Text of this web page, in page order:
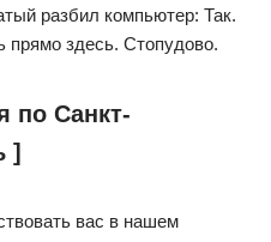
разбил компьютер: Так.
прямо здесь. Стопудово.
по Санкт-
]
вас в нашем